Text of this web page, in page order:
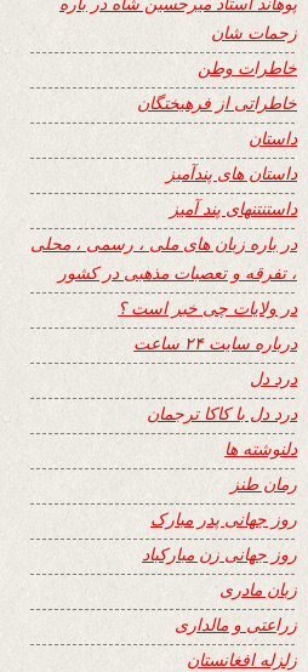
زحمات شان
خاطرات وطن
خاطراتی از فرهیختگان
داستان
داستان های پندآمیز
داستنتنهای پند آمیز
در باره زبان های ملی ، رسمی ، محلی
، تفرقه و تعصبات مذهبی در کشور
در ولایات چی خبر است ؟
درباره سایت ۲۴ ساعت
درد دل
درد دل با کاکا ترجمان
دلنوشته ها
رمان طنز
روز جهانی پدر مبارک
روز جهانی زن مبارکباد
زبان مادری
زراعتی و مالداری
زلزله افغانستان